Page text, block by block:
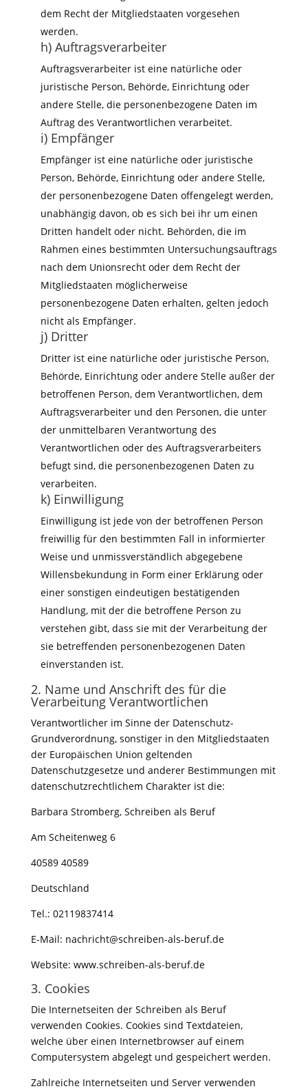
dem Recht der Mitgliedstaaten vorgesehen
werden.
h) Auftragsverarbeiter
Auftragsverarbeiter ist eine natürliche oder
juristische Person, Behörde, Einrichtung oder
andere Stelle, die personenbezogene Daten im
Auftrag des Verantwortlichen verarbeitet.
i) Empfänger
Empfänger ist eine natürliche oder juristische
Person, Behörde, Einrichtung oder andere Stelle,
der personenbezogene Daten offengelegt werden,
unabhängig davon, ob es sich bei ihr um einen
Dritten handelt oder nicht. Behörden, die im
Rahmen eines bestimmten Untersuchungsauftrags
nach dem Unionsrecht oder dem Recht der
Mitgliedstaaten möglicherweise
personenbezogene Daten erhalten, gelten jedoch
nicht als Empfänger.
j) Dritter
Dritter ist eine natürliche oder juristische Person,
Behörde, Einrichtung oder andere Stelle außer der
betroffenen Person, dem Verantwortlichen, dem
Auftragsverarbeiter und den Personen, die unter
der unmittelbaren Verantwortung des
Verantwortlichen oder des Auftragsverarbeiters
befugt sind, die personenbezogenen Daten zu
verarbeiten.
k) Einwilligung
Einwilligung ist jede von der betroffenen Person
freiwillig für den bestimmten Fall in informierter
Weise und unmissverständlich abgegebene
Willensbekundung in Form einer Erklärung oder
einer sonstigen eindeutigen bestätigenden
Handlung, mit der die betroffene Person zu
verstehen gibt, dass sie mit der Verarbeitung der
sie betreffenden personenbezogenen Daten
einverstanden ist.
2. Name und Anschrift des für die
Verarbeitung Verantwortlichen
Verantwortlicher im Sinne der Datenschutz-
Grundverordnung, sonstiger in den Mitgliedstaaten
der Europäischen Union geltenden
Datenschutzgesetze und anderer Bestimmungen mit
datenschutzrechtlichem Charakter ist die:
Barbara Stromberg, Schreiben als Beruf
Am Scheitenweg 6
40589 40589
Deutschland
Tel.: 02119837414
E-Mail: nachricht@schreiben-als-beruf.de
Website: www.schreiben-als-beruf.de
3. Cookies
Die Internetseiten der Schreiben als Beruf
verwenden Cookies. Cookies sind Textdateien,
welche über einen Internetbrowser auf einem
Computersystem abgelegt und gespeichert werden.
Zahlreiche Internetseiten und Server verwenden